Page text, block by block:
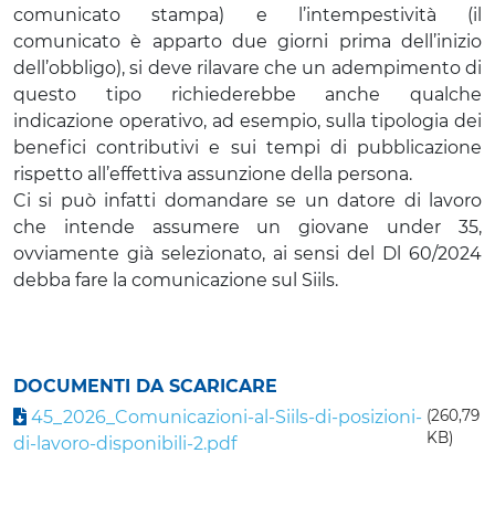
comunicato stampa) e l’intempestività (il
comunicato è apparto due giorni prima dell’inizio
dell’obbligo), si deve rilavare che un adempimento di
questo tipo richiederebbe anche qualche
indicazione operativo, ad esempio, sulla tipologia dei
benefici contributivi e sui tempi di pubblicazione
rispetto all’effettiva assunzione della persona.
Ci si può infatti domandare se un datore di lavoro
che intende assumere un giovane under 35,
ovviamente già selezionato, ai sensi del Dl 60/2024
debba fare la comunicazione sul Siils.
DOCUMENTI DA SCARICARE
45_2026_Comunicazioni-al-Siils-di-posizioni-
di-lavoro-disponibili-2.pdf
(260,79
KB)